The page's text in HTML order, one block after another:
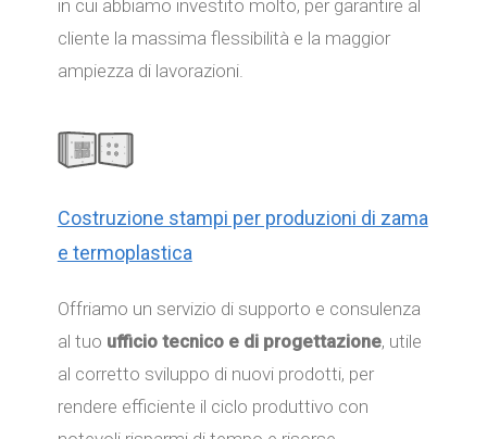
in cui abbiamo investito molto, per garantire al
cliente la massima flessibilità e la maggior
ampiezza di lavorazioni.
Costruzione stampi per produzioni di zama
e termoplastica
Offriamo un servizio di supporto e consulenza
al tuo ufficio tecnico e di progettazione, utile
al corretto sviluppo di nuovi prodotti, per
rendere efficiente il ciclo produttivo con